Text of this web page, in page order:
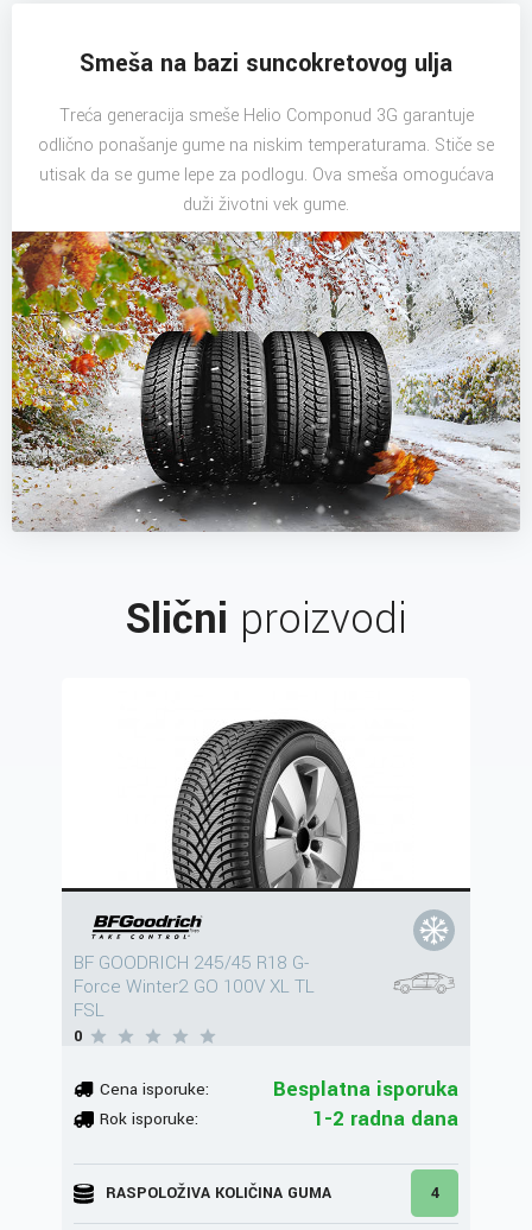
Smeša na bazi suncokretovog ulja
Treća generacija smeše Helio Componud 3G garantuje
odlično ponašanje gume na niskim temperaturama. Stiče se
utisak da se gume lepe za podlogu. Ova smeša omogućava
duži životni vek gume.
Slični proizvodi
BF GOODRICH 245/45 R18 G-
Force Winter2 GO 100V XL TL
FSL
0
Cena isporuke: Besplatna isporuka
Rok isporuke: 1-2 radna dana
RASPOLOŽIVA KOLIČINA GUMA 4